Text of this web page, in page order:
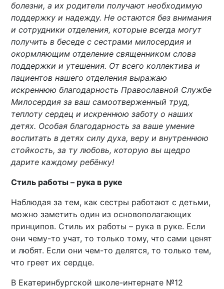
болезни, а их родители получают необходимую
поддержку и надежду. Не остаются без внимания
и сотрудники отделения, которые всегда могут
получить в беседе с сестрами милосердия и
окормляющим отделение священником слова
поддержки и утешения. От всего коллектива и
пациентов нашего отделения выражаю
искреннюю благодарность Православной Службе
Милосердия за ваш самоотверженный труд,
теплоту сердец и искреннюю заботу о наших
детях. Особая благодарность за ваше умение
воспитать в детях силу духа, веру и внутреннюю
стойкость, за ту любовь, которую вы щедро
дарите каждому ребёнку!
Стиль работы – рука в руке
Наблюдая за тем, как сестры работают с детьми,
можно заметить один из основополагающих
принципов. Стиль их работы – рука в руке. Если
они чему-то учат, то только тому, что сами ценят
и любят. Если они чем-то делятся, то только тем,
что греет их сердце.
В Екатеринбургской школе-интернате №12